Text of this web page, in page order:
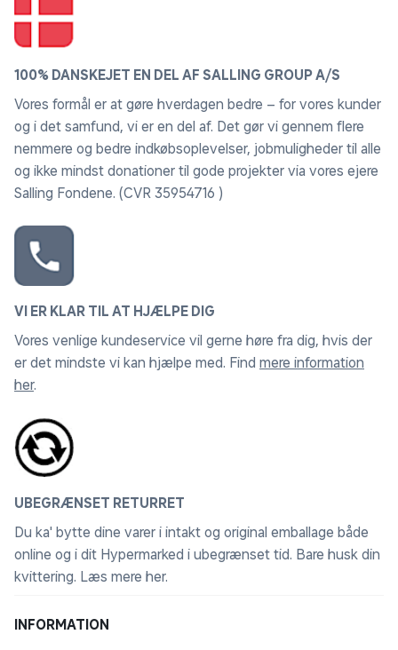
Med mere end 100 % sRGB-farveplads giver denne
skærm naturtro gengivelse af farver med minimal
Perfekt til fotos, videoer – og alle dine kreative
projekter.
100% DANSKEJET EN DEL AF SALLING GROUP A/S
Vores formål er at gøre hverdagen bedre – for vores kunder
og i det samfund, vi er en del af. Det gør vi gennem flere
nemmere og bedre indkøbsoplevelser, jobmuligheder til alle
og ikke mindst donationer til gode projekter via vores ejere
Salling Fondene. (CVR 35954716 )
VI ER KLAR TIL AT HJÆLPE DIG
Vores venlige kundeservice vil gerne høre fra dig, hvis der
er det mindste vi kan hjælpe med. Find mere information
her.
UBEGRÆNSET RETURRET
Du ka' bytte dine varer i intakt og original emballage både
online og i dit Hypermarked i ubegrænset tid. Bare husk din
kvittering. Læs mere her.
INFORMATION